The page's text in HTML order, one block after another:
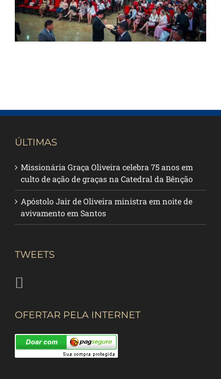
ÚLTIMAS
Missionária Graça Oliveira celebra 75 anos em
culto de ação de graças na Catedral da Bênção
Apóstolo Jair de Oliveira ministra em noite de
avivamento em Santos
TWEETS
OFERTAR PELA INTERNET